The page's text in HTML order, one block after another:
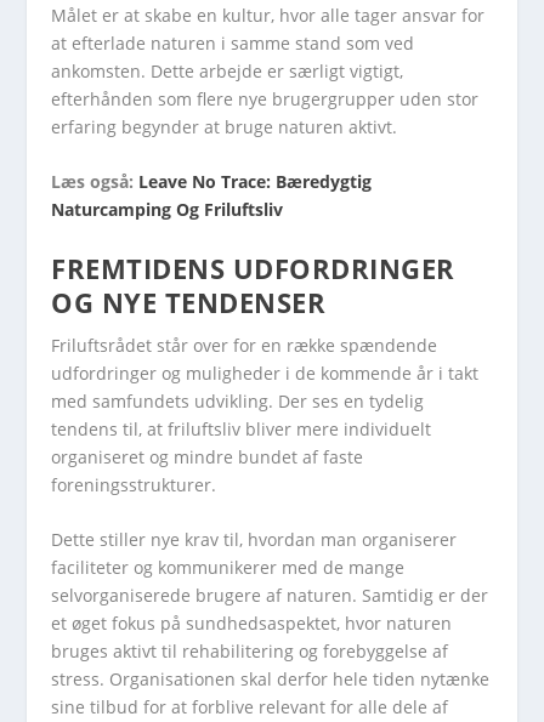
Målet er at skabe en kultur, hvor alle tager ansvar for
at efterlade naturen i samme stand som ved
ankomsten. Dette arbejde er særligt vigtigt,
efterhånden som flere nye brugergrupper uden stor
erfaring begynder at bruge naturen aktivt.
Læs også: Leave No Trace: Bæredygtig
Naturcamping Og Friluftsliv
FREMTIDENS UDFORDRINGER
OG NYE TENDENSER
Friluftsrådet står over for en række spændende
udfordringer og muligheder i de kommende år i takt
med samfundets udvikling. Der ses en tydelig
tendens til, at friluftsliv bliver mere individuelt
organiseret og mindre bundet af faste
foreningsstrukturer.
Dette stiller nye krav til, hvordan man organiserer
faciliteter og kommunikerer med de mange
selvorganiserede brugere af naturen. Samtidig er der
et øget fokus på sundhedsaspektet, hvor naturen
bruges aktivt til rehabilitering og forebyggelse af
stress. Organisationen skal derfor hele tiden nytænke
sine tilbud for at forblive relevant for alle dele af